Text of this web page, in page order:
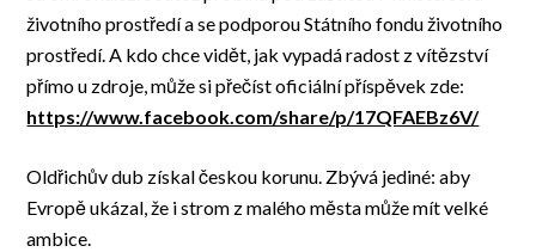
životního prostředí a se podporou Státního fondu životního
prostředí. A kdo chce vidět, jak vypadá radost z vítězství
přímo u zdroje, může si přečíst oficiální příspěvek zde:
https://www.facebook.com/share/p/17QFAEBz6V/
Oldřichův dub získal českou korunu. Zbývá jediné: aby
Evropě ukázal, že i strom z malého města může mít velké
ambice.